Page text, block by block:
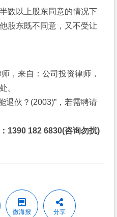
数以上股东同意的情况下
股东既不同意，又不受让
，来自：公司投资律师，
。
退伙？(2003)”，若需聘请
1390 182 6830(咨询勿扰)
微海报 分享